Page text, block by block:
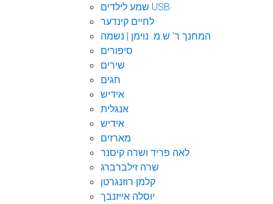
שמע לילדים USB
לחיים קינדער
המחנך ר' ש.מ. נוימן | נשמה
סיפורים
שירים
חגים
אידיש
אנגלית
אידיש
מארזים
לאה פריד ושרה קיסנר
שרה זילברברג
קלמן רוזנגרטן
יוסלה אייזנבך